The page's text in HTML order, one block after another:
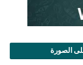
الصورة